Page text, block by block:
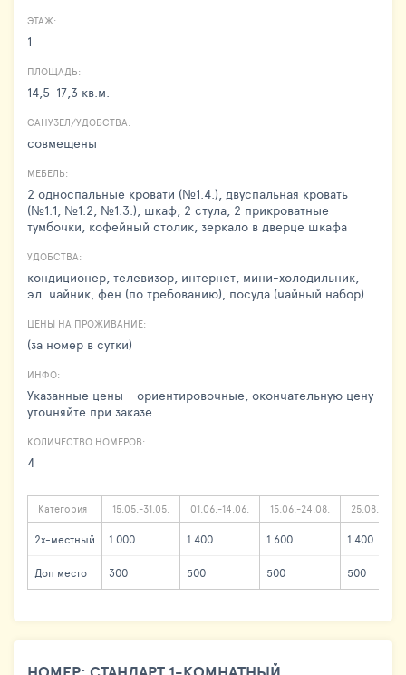
ЭТАЖ:
1
ПЛОЩАДЬ:
14,5-17,3 кв.м.
САНУЗЕЛ/УДОБСТВА:
совмещены
МЕБЕЛЬ:
2 односпальные кровати (№1.4.), двуспальная кровать
(№1.1, №1.2, №1.3.), шкаф, 2 стула, 2 прикроватные
тумбочки, кофейный столик, зеркало в дверце шкафа
УДОБСТВА:
кондиционер, телевизор, интернет, мини-холодильник,
эл. чайник, фен (по требованию), посуда (чайный набор)
ЦЕНЫ НА ПРОЖИВАНИЕ:
(за номер в сутки)
ИНФО:
Указанные цены - ориентировочные, окончательную цену
уточняйте при заказе.
КОЛИЧЕСТВО НОМЕРОВ:
4
Категория 15.05.-31.05. 01.06.-14.06. 15.06.-24.08. 25.08.-
2х-местный 1 000 1 400 1 600 1 400
Доп место 300 500 500 500